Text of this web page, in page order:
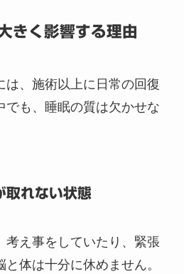
きく影響する理由
は、施術以上に日常の回復
でも、睡眠の質は欠かせな
取れない状態
考え事をしていたり、緊張
体は十分に休めません。